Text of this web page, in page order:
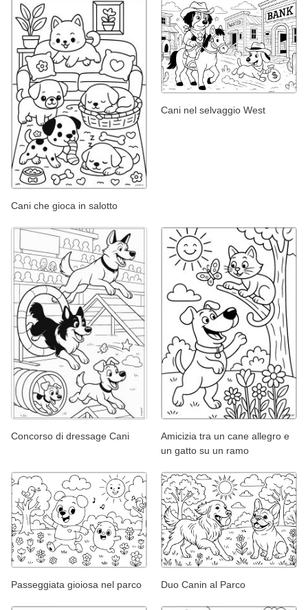
Cani che gioca in salotto
Cani nel selvaggio West
Concorso di dressage Cani
Amicizia tra un cane allegro e
un gatto su un ramo
Passeggiata gioiosa nel parco Duo Canin al Parco